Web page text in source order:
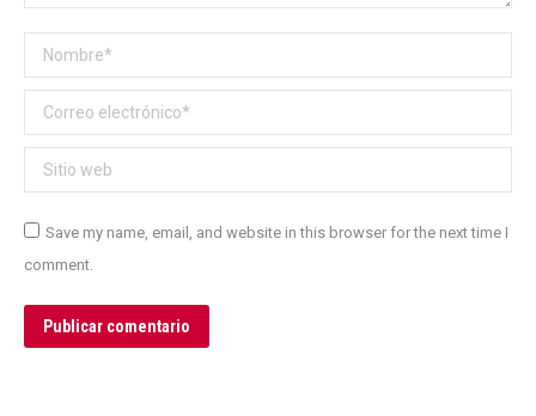
Nombre *
Correo electrónico *
Sitio web
Save my name, email, and website in this browser for the next time I
comment.
Publicar comentario